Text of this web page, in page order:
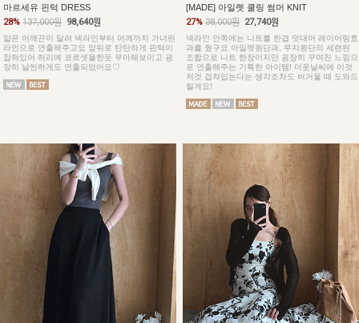
마르세유 핀턱 DRESS
28% 137,000원 98,640원
얇은 어깨끈이 달려 넥라인부터 어깨까지 가녀린
라인으로 연출해주고요 앞뒤로 탄탄하게 핀턱이
잡혀있어 허리에 코르셋을한듯 우아해보이고 굉
장히 날씬하게도 연출되었어요♡
[MADE] 아일렛 쿨링 썸머 KNIT
27% 38,000원 27,740원
넥라인 안쪽에는 니트를 한겹 덧대어 레이어링효
과를 줬구요 아일렛원단과, 무지원단의 세련된
조합으로 니트 한장이지만 굉장히 꾸며진 느낌으
로 연출해주는 기특한 아이템! 더운날씨에 이것
저것 겹쳐입는다는 생각조차도 버거울 때 도와드
릴게요!